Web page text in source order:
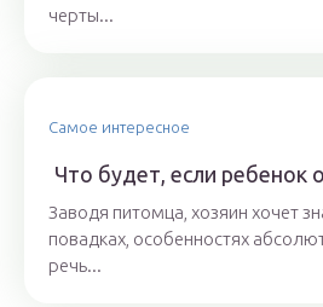
черты...
Самое интересное
Что будет, если ребенок
Заводя питомца, хозяин хочет
повадках, особенностях
речь...